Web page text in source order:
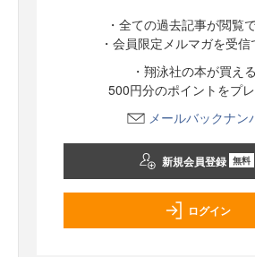
・全ての過去記事が閲覧
・会員限定メルマガを受
・翔泳社の本が買え
500円分のポイントをプ
メールバックナン
新規会員登録 無料
ログイン